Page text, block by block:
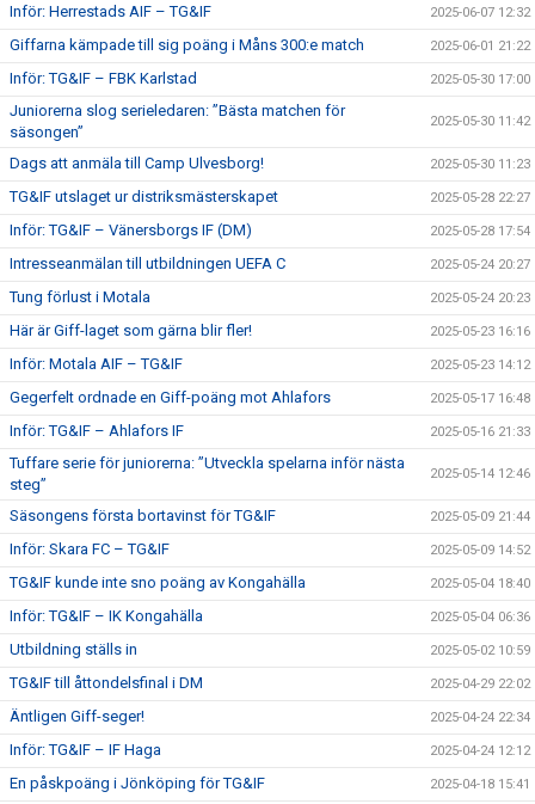
Inför: Herrestads AIF – TG&IF 2025-06-07 12:32
Giffarna kämpade till sig poäng i Måns 300:e match 2025-06-01 21:22
Inför: TG&IF – FBK Karlstad 2025-05-30 17:00
Juniorerna slog serieledaren: ”Bästa matchen för
säsongen”
2025-05-30 11:42
Dags att anmäla till Camp Ulvesborg! 2025-05-30 11:23
TG&IF utslaget ur distriksmästerskapet 2025-05-28 22:27
Inför: TG&IF – Vänersborgs IF (DM) 2025-05-28 17:54
Intresseanmälan till utbildningen UEFA C 2025-05-24 20:27
Tung förlust i Motala 2025-05-24 20:23
Här är Giff-laget som gärna blir fler! 2025-05-23 16:16
Inför: Motala AIF – TG&IF 2025-05-23 14:12
Gegerfelt ordnade en Giff-poäng mot Ahlafors 2025-05-17 16:48
Inför: TG&IF – Ahlafors IF 2025-05-16 21:33
Tuffare serie för juniorerna: ”Utveckla spelarna inför nästa
steg”
2025-05-14 12:46
Säsongens första bortavinst för TG&IF 2025-05-09 21:44
Inför: Skara FC – TG&IF 2025-05-09 14:52
TG&IF kunde inte sno poäng av Kongahälla 2025-05-04 18:40
Inför: TG&IF – IK Kongahälla 2025-05-04 06:36
Utbildning ställs in 2025-05-02 10:59
TG&IF till åttondelsfinal i DM 2025-04-29 22:02
Äntligen Giff-seger! 2025-04-24 22:34
Inför: TG&IF – IF Haga 2025-04-24 12:12
En påskpoäng i Jönköping för TG&IF 2025-04-18 15:41